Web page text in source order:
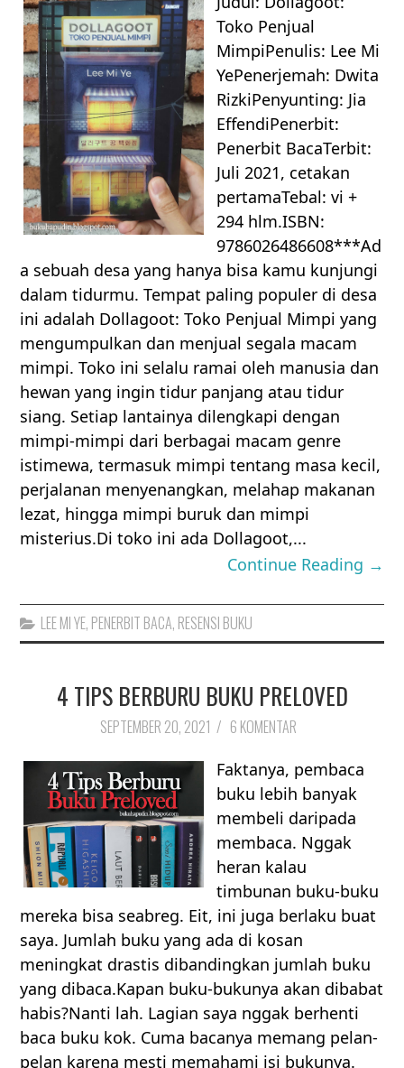
Toko Penjual
MimpiPenulis: Lee Mi
YePenerjemah: Dwita
RizkiPenyunting: Jia
EffendiPenerbit:
Penerbit BacaTerbit:
Juli 2021, cetakan
pertamaTebal: vi +
294 hlm.ISBN:
9786026486608***Ad
a sebuah desa yang hanya bisa kamu kunjungi
dalam tidurmu. Tempat paling populer di desa
ini adalah Dollagoot: Toko Penjual Mimpi yang
mengumpulkan dan menjual segala macam
mimpi. Toko ini selalu ramai oleh manusia dan
hewan yang ingin tidur panjang atau tidur
siang. Setiap lantainya dilengkapi dengan
mimpi-mimpi dari berbagai macam genre
istimewa, termasuk mimpi tentang masa kecil,
perjalanan menyenangkan, melahap makanan
lezat, hingga mimpi buruk dan mimpi
misterius.Di toko ini ada Dollagoot,...
Continue Reading →
LEE MI YE, PENERBIT BACA, RESENSI BUKU
4 TIPS BERBURU BUKU PRELOVED
SEPTEMBER 20, 2021 / 6 KOMENTAR
Faktanya, pembaca
buku lebih banyak
membeli daripada
membaca. Nggak
heran kalau
timbunan buku-buku
mereka bisa seabreg. Eit, ini juga berlaku buat
saya. Jumlah buku yang ada di kosan
meningkat drastis dibandingkan jumlah buku
yang dibaca.Kapan buku-bukunya akan dibabat
habis?Nanti lah. Lagian saya nggak berhenti
baca buku kok. Cuma bacanya memang pelan-
pelan karena mesti memahami isi bukunya.